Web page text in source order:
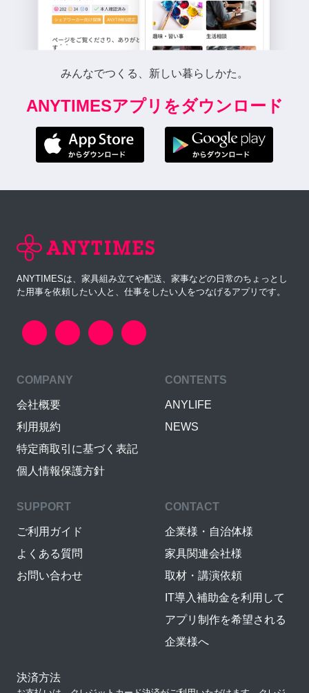
みんなでつくる、新しい暮らしかた。
ANYTIMESアプリをダウンロード
ANYTIMESは、家具組み立てや配送、家事などの日常のちょっとし
た用事を依頼したい人と、仕事をしたい人をつなげるアプリです。
COMPANY
会社概要
利用規約
特定商取引に基づく表記
個人情報保護方針
CONTENTS
ANYLIFE
NEWS
SUPPORT
ご利用ガイド
よくある質問
お問い合わせ
CONTACT
企業様・自治体様
家具関連会社様
取材・講演依頼
IT導入補助金を利用して
アプリ制作を希望される
企業様へ
決済方法